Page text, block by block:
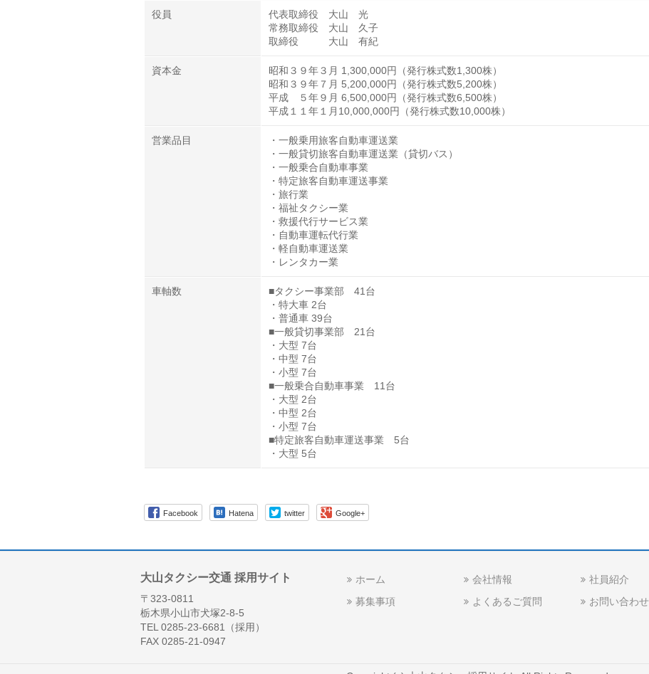
役員
代表取締役 大山 光
常務取締役 大山 久子
取締役 大山 有紀
資本金
昭和３９年３月 1,300,000円（発行株式数1,300株）
昭和３９年７月 5,200,000円（発行株式数5,200株）
平成 ５年９月 6,500,000円（発行株式数6,500株）
平成１１年１月10,000,000円（発行株式数10,000株）
営業品目
・一般乗用旅客自動車運送業
・一般貸切旅客自動車運送業（貸切バス）
・一般乗合自動車事業
・特定旅客自動車運送事業
・旅行業
・福祉タクシー業
・救援代行サービス業
・自動車運転代行業
・軽自動車運送業
・レンタカー業
車軸数
■タクシー事業部 41台
・特大車 2台
・普通車 39台
■一般貸切事業部 21台
・大型 7台
・中型 7台
・小型 7台
■一般乗合自動車事業 11台
・大型 2台
・中型 2台
・小型 7台
■特定旅客自動車運送事業 5台
・大型 5台
Facebook Hatena twitter Google+
大山タクシー交通 採用サイト
〒323-0811
栃木県小山市犬塚2-8-5
TEL 0285-23-6681（採用）
FAX 0285-21-0947
ホーム 会社情報 社員紹介
募集事項
よくあるご質問 お問い合わせ